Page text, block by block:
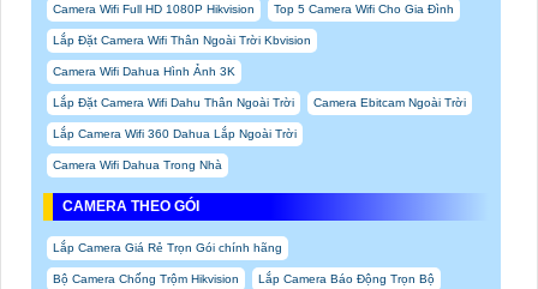
Camera Wifi Full HD 1080P Hikvision Top 5 Camera Wifi Cho Gia Đình
Lắp Đặt Camera Wifi Thân Ngoài Trời Kbvision
Camera Wifi Dahua Hình Ảnh 3K
Lắp Đặt Camera Wifi Dahu Thân Ngoài Trời Camera Ebitcam Ngoài Trời
Lắp Camera Wifi 360 Dahua Lắp Ngoài Trời
Camera Wifi Dahua Trong Nhà
CAMERA THEO GÓI
Lắp Camera Giá Rẻ Trọn Gói chính hãng
Bộ Camera Chống Trộm Hikvision Lắp Camera Báo Động Trọn Bộ